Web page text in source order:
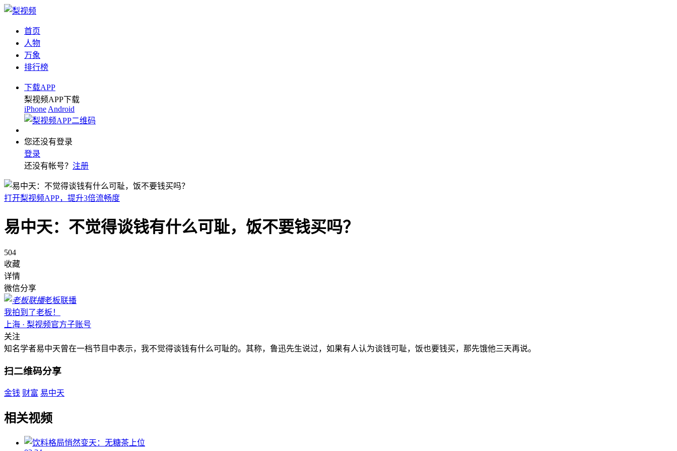
首页
人物
万象
排行榜
下载APP
梨视频APP下载
iPhone Android
您还没有登录
登录
还没有帐号？ 注册
打开梨视频APP，提升3倍流畅度
易中天：不觉得谈钱有什么可耻，饭不要钱买吗？
504
收藏
详情
微信分享
老板联播
我拍到了老板！
上海 · 梨视频官方子账号
关注
知名学者易中天曾在一档节目中表示，我不觉得谈钱有什么可耻的。其称，鲁迅先生说过，如果有人认为谈钱可耻，饭也要钱买，那先饿他三天再说。
扫二维码分享
金钱 财富 易中天
相关视频